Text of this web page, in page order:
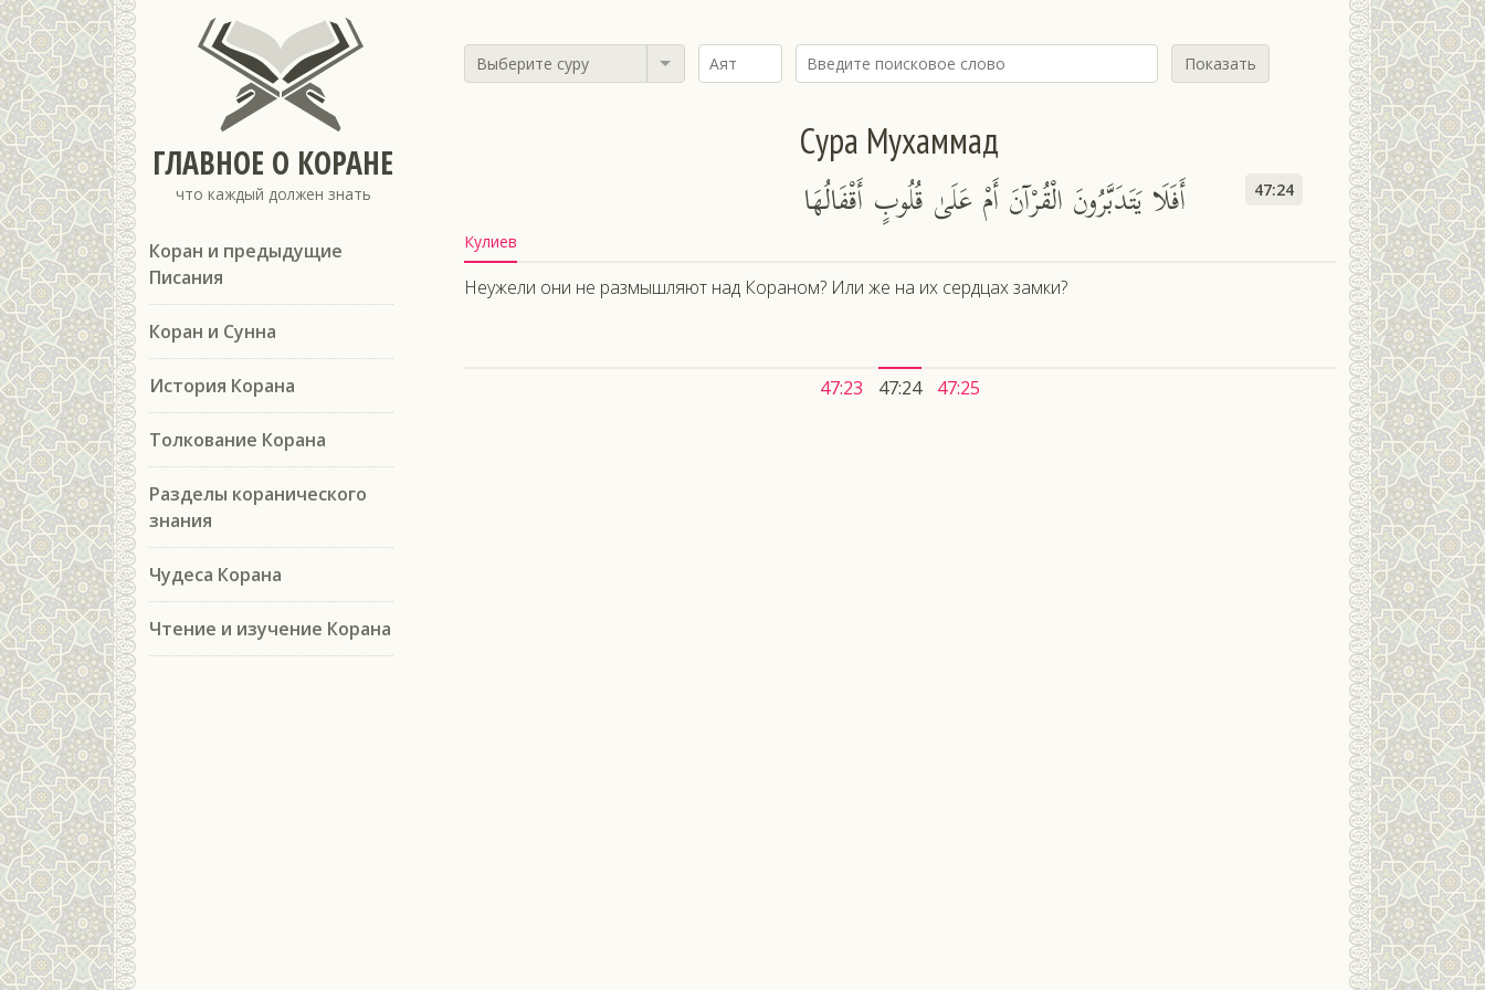
ГЛАВНОЕ О КОРАНЕ
что каждый должен знать
Коран и предыдущие
Писания
Коран и Сунна
История Корана
Толкование Корана
Разделы коранического
знания
Чудеса Корана
Чтение и изучение Корана
Выберите суру Показать
Сура Мухаммад
أَفَلَا يَتَدَبَّرُونَ الْقُرْآنَ أَمْ عَلَىٰ قُلُوبٍ أَقْفَالُهَا 47:24
Кулиев
Неужели они не размышляют над Кораном? Или же на их сердцах замки?
47:23 47:24 47:25